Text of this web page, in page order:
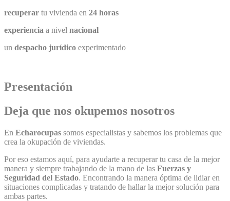
recuperar tu vivienda en 24 horas
experiencia a nivel nacional
un despacho jurídico experimentado
Presentación
Deja que nos okupemos nosotros
En Echarocupas somos especialistas y sabemos los problemas que
crea la okupación de viviendas.
Por eso estamos aquí, para ayudarte a recuperar tu casa de la mejor
manera y siempre trabajando de la mano de las Fuerzas y
Seguridad del Estado. Encontrando la manera óptima de lidiar en
situaciones complicadas y tratando de hallar la mejor solución para
ambas partes.